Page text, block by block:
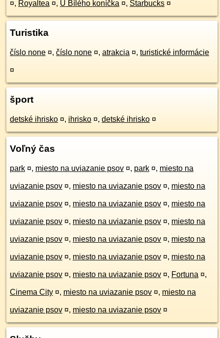
¤, Royaltea ¤, U Bílého koníčka ¤, Starbucks ¤
Turistika
číslo none ¤, číslo none ¤, atrakcia ¤, turistické informácie
¤
šport
detské ihrisko ¤, ihrisko ¤, detské ihrisko ¤
Voľný čas
park ¤, miesto na uviazanie psov ¤, park ¤, miesto na
uviazanie psov ¤, miesto na uviazanie psov ¤, miesto na
uviazanie psov ¤, miesto na uviazanie psov ¤, miesto na
uviazanie psov ¤, miesto na uviazanie psov ¤, miesto na
uviazanie psov ¤, miesto na uviazanie psov ¤, miesto na
uviazanie psov ¤, miesto na uviazanie psov ¤, miesto na
uviazanie psov ¤, miesto na uviazanie psov ¤, Fortuna ¤,
Cinema City ¤, miesto na uviazanie psov ¤, miesto na
uviazanie psov ¤, miesto na uviazanie psov ¤